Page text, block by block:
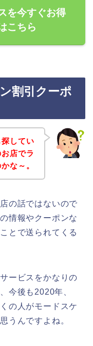
を今すぐお得
こちら
割引クーポ
してい
店でラ
な～。
の話ではないので
情報やクーポンな
とで送られてくる
ービスをかなりの
今後も2020年、
の人がモードスケ
うんですよね。